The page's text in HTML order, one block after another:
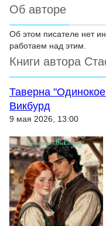
Об авторе
Об этом писателе нет
работаем над этим.
Книги автора
Таверна
Викбурд
9 мая 2026, 13:00